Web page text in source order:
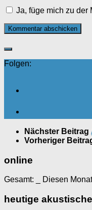
Ja, füge mich zu der
Folgen:
Nächster Beitrag
Vorheriger
online
Gesamt: Diesen
heutige